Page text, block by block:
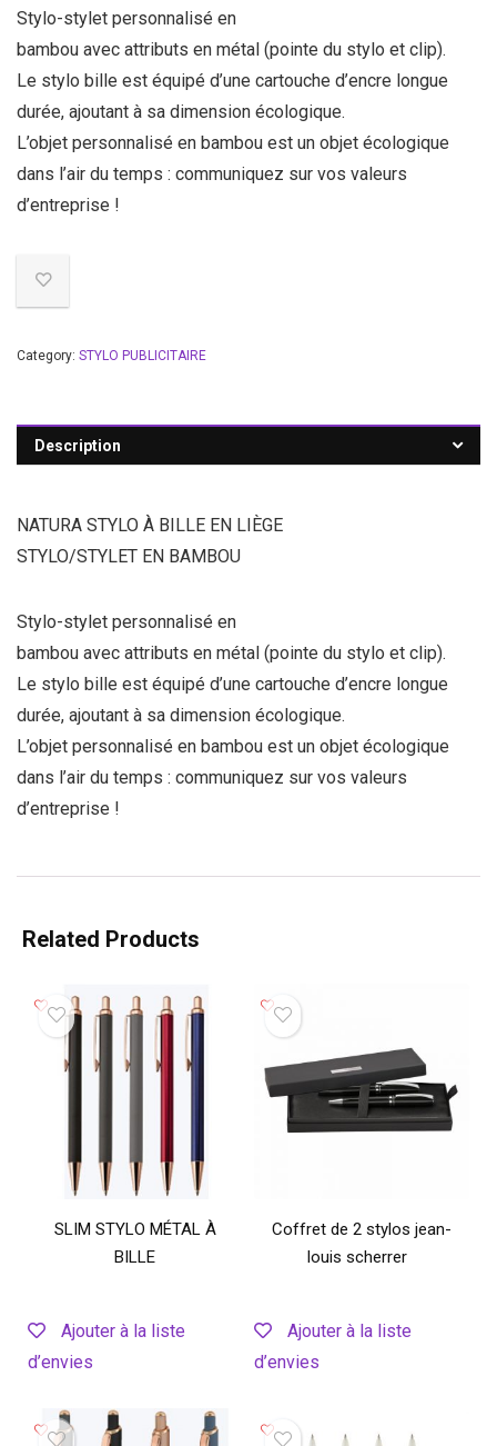
Stylo-stylet personnalisé en
bambou avec attributs en métal (pointe du stylo et clip).
Le stylo bille est équipé d’une cartouche d’encre longue
durée, ajoutant à sa dimension écologique.
L’objet personnalisé en bambou est un objet écologique
dans l’air du temps : communiquez sur vos valeurs
d’entreprise !
Category: STYLO PUBLICITAIRE
Description
NATURA STYLO À BILLE EN LIÈGE
STYLO/STYLET EN BAMBOU
Stylo-stylet personnalisé en
bambou avec attributs en métal (pointe du stylo et clip).
Le stylo bille est équipé d’une cartouche d’encre longue
durée, ajoutant à sa dimension écologique.
L’objet personnalisé en bambou est un objet écologique
dans l’air du temps : communiquez sur vos valeurs
d’entreprise !
Related Products
SLIM STYLO MÉTAL À
BILLE
Ajouter à la liste
d’envies
Coffret de 2 stylos jean-
louis scherrer
Ajouter à la liste
d’envies